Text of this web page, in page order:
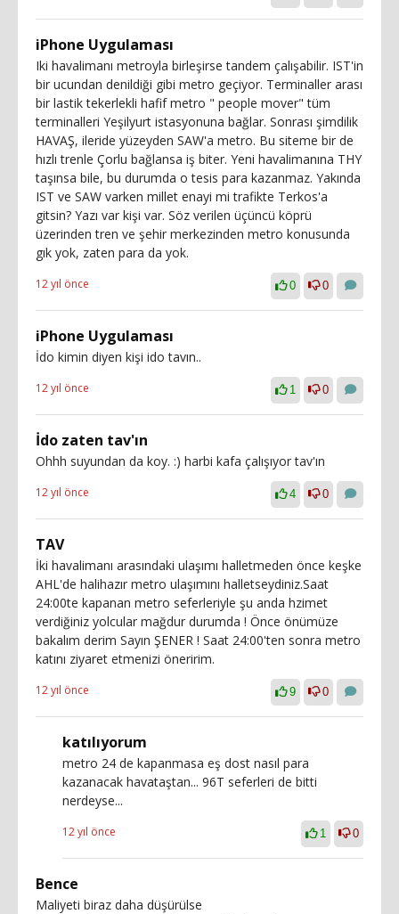
iPhone Uygulaması
Iki havalimanı metroyla birleşirse tandem çalışabilir. IST'in
bir ucundan denildiği gibi metro geçiyor. Terminaller arası
bir lastik tekerlekli hafif metro " people mover" tüm
terminalleri Yeşilyurt istasyonuna bağlar. Sonrası şimdilik
HAVAŞ, ileride yüzeyden SAW'a metro. Bu siteme bir de
hızlı trenle Çorlu bağlansa iş biter. Yeni havalimanına THY
taşınsa bile, bu durumda o tesis para kazanmaz. Yakında
IST ve SAW varken millet enayi mi trafikte Terkos'a
gitsin? Yazı var kişi var. Söz verilen üçüncü köprü
üzerinden tren ve şehir merkezinden metro konusunda
gık yok, zaten para da yok.
12 yıl önce 0 0
iPhone Uygulaması
İdo kimin diyen kişi ido tavın..
12 yıl önce 1 0
İdo zaten tav'ın
Ohhh suyundan da koy. :) harbi kafa çalışıyor tav'ın
12 yıl önce 4 0
TAV
İki havalimanı arasındaki ulaşımı halletmeden önce keşke
AHL'de halihazır metro ulaşımını halletseydiniz.Saat
24:00te kapanan metro seferleriyle şu anda hzimet
verdiğiniz yolcular mağdur durumda ! Önce önümüze
bakalım derim Sayın ŞENER ! Saat 24:00'ten sonra metro
katını ziyaret etmenizi öneririm.
12 yıl önce 9 0
katılıyorum
metro 24 de kapanmasa eş dost nasıl para
kazanacak havataştan... 96T seferleri de bitti
nerdeyse...
12 yıl önce 1 0
Bence
Maliyeti biraz daha düşürülse